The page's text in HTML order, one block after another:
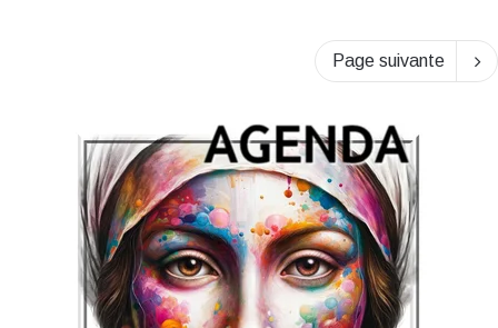
Page suivante